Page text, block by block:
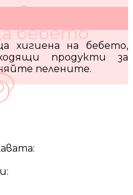
за
бебето
хигиена на бебето,
продукти за
пелените.